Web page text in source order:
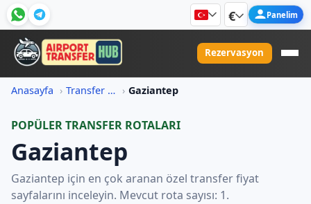
€ Panelim
Rezervasyon
Anasayfa Transfer Fiyat Bilgileri Gaziantep
POPÜLER TRANSFER ROTALARI
Gaziantep
Gaziantep için en çok aranan özel transfer fiyat
sayfalarını inceleyin. Mevcut rota sayısı: 1.